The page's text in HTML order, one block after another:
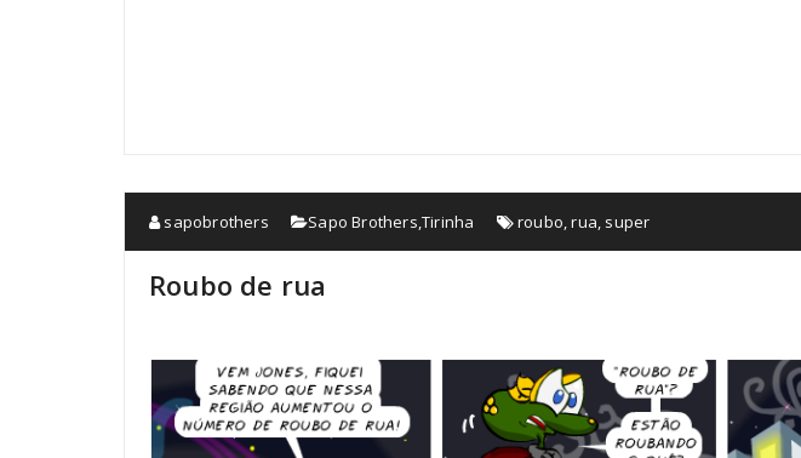
sapobrothers Sapo Brothers,Tirinha roubo,rua, super
Roubo de rua